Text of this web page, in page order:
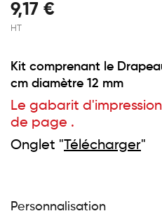
9,17 €
HT
Kit comprenant le
cm diamètre 12 mm
Le gabarit
de page .
Onglet " Télécharger"
Personnalisation